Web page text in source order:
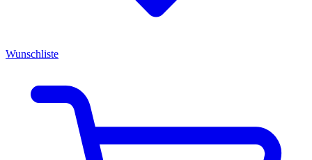
Wunschliste